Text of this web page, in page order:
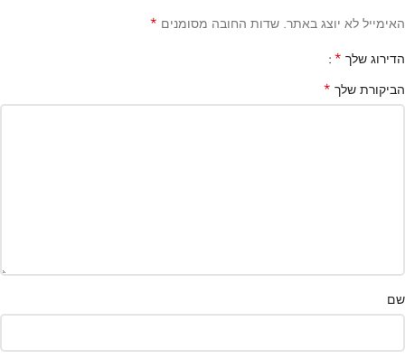
האימייל לא יוצג באתר. שדות החובה מסומנים *
הדירוג שלך *
הביקורת שלך *
שם